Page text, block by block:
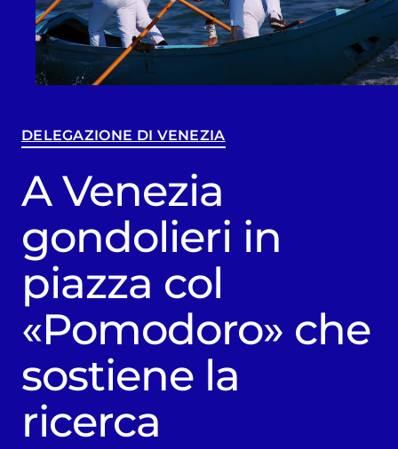
DELEGAZIONE DI VENEZIA
A Venezia
gondolieri in
piazza col
«Pomodoro» che
sostiene la
ricerca